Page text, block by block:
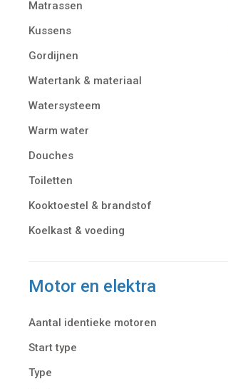
Matrassen
Kussens
Gordijnen
Watertank & materiaal
Watersysteem
Warm water
Douches
Toiletten
Kooktoestel & brandstof
Koelkast & voeding
Motor en elektra
Aantal identieke motoren
Start type
Type